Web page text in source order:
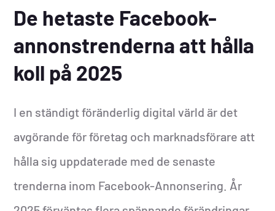
De hetaste Facebook-
annonstrenderna att hålla
koll på 2025
I en ständigt föränderlig digital värld är det
avgörande för företag och marknadsförare att
hålla sig uppdaterade med de senaste
trenderna inom Facebook-Annonsering. År